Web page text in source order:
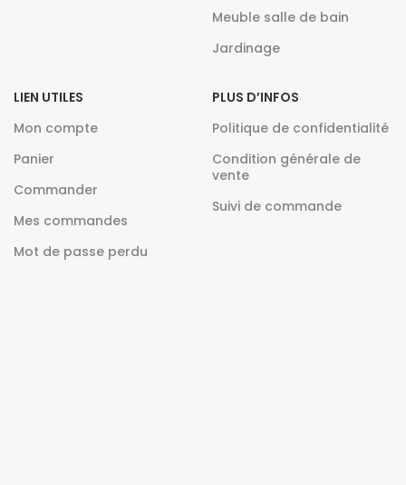
Meuble salle de bain
Jardinage
LIEN UTILES
Mon compte
Panier
Commander
Mes commandes
Mot de passe perdu
PLUS D’INFOS
Politique de confidentialité
Condition générale de
vente
Suivi de commande